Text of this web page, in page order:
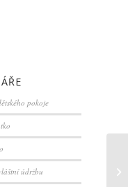
pokoje
údržbu